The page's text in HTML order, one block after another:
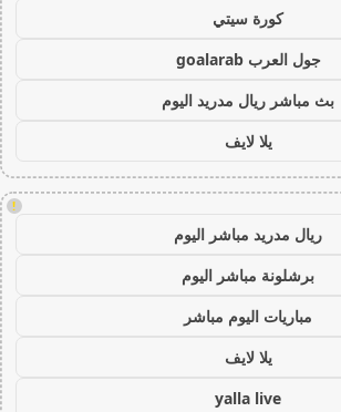
كورة سيتي
جول العرب goalarab
بث مباشر ريال مدريد اليوم
يلا لايف
!
ريال مدريد مباشر اليوم
برشلونة مباشر اليوم
مباريات اليوم مباشر
يلا لايف
yalla live